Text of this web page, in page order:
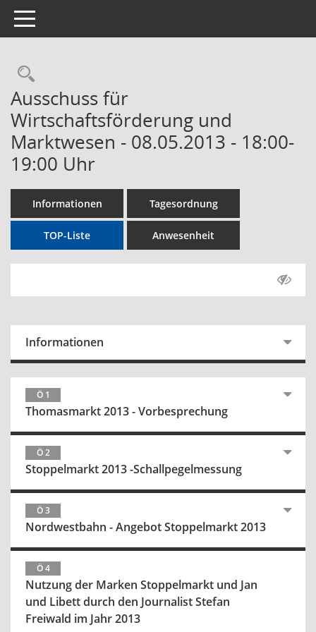
Toggle navigation
Rechercheauswahl
Ausschuss für
Wirtschaftsförderung und
Marktwesen - 08.05.2013 - 18:00-
19:00 Uhr
Informationen Tagesordnung
TOP-Liste Anwesenheit
Informationen
Ö 1
Thomasmarkt 2013 - Vorbesprechung
Ö 2
Stoppelmarkt 2013 -Schallpegelmessung
Ö 3
Nordwestbahn - Angebot Stoppelmarkt 2013
Ö 4
Nutzung der Marken Stoppelmarkt und Jan
und Libett durch den Journalist Stefan
Freiwald im Jahr 2013